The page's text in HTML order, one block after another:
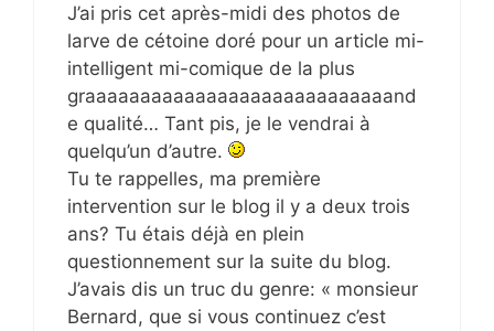
J’ai pris cet après-midi des photos de
larve de cétoine doré pour un article mi-
intelligent mi-comique de la plus
graaaaaaaaaaaaaaaaaaaaaaaaaaaand
e qualité… Tant pis, je le vendrai à
quelqu’un d’autre.
Tu te rappelles, ma première
intervention sur le blog il y a deux trois
ans? Tu étais déjà en plein
questionnement sur la suite du blog.
J’avais dis un truc du genre: « monsieur
Bernard, que si vous continuez c’est